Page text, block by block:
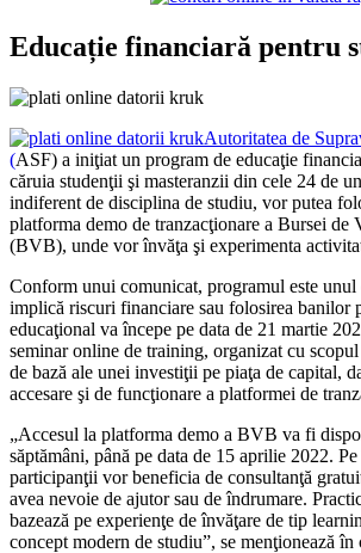
Educație financiară pentru
Autoritatea de
(ASF) a iniţiat un program de educaţie
căruia studenţii şi masteranzii din cele 24 de
indiferent de disciplina de studiu, vor putea
platforma demo de tranzacţionare a Bursei de
(BVB), unde vor învăţa şi experimenta
Conform unui comunicat, programul este unul
implică riscuri financiare sau folosirea banilor
educaţional va începe pe data de 21 martie
seminar online de training, organizat cu
de bază ale unei investiţii pe piaţa de capital,
accesare şi de funcţionare a platformei de
„Accesul la platforma demo a BVB va fi
săptămâni, până pe data de 15 aprilie 2022.
participanţii vor beneficia de consultanţă
avea nevoie de ajutor sau de îndrumare.
bazează pe experienţe de învăţare de tip
concept modern de studiu”, se menţionează în